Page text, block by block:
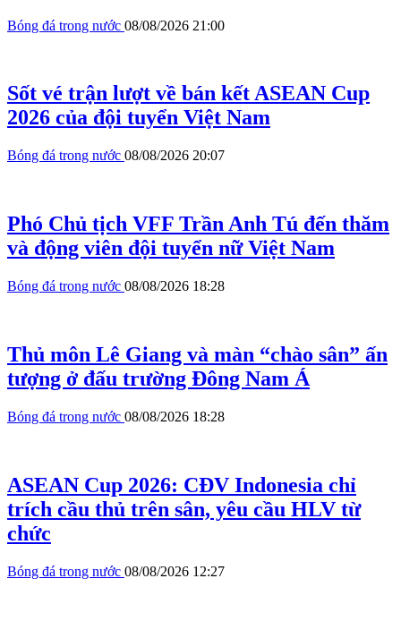
Bóng đá trong nước 08/08/2026 21:00
Sốt vé trận lượt về bán kết ASEAN Cup
2026 của đội tuyển Việt Nam
Bóng đá trong nước 08/08/2026 20:07
Phó Chủ tịch VFF Trần Anh Tú đến thăm
và động viên đội tuyển nữ Việt Nam
Bóng đá trong nước 08/08/2026 18:28
Thủ môn Lê Giang và màn “chào sân” ấn
tượng ở đấu trường Đông Nam Á
Bóng đá trong nước 08/08/2026 18:28
ASEAN Cup 2026: CĐV Indonesia chỉ
trích cầu thủ trên sân, yêu cầu HLV từ
chức
Bóng đá trong nước 08/08/2026 12:27